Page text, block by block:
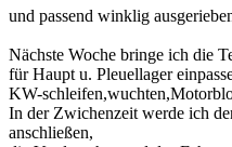
und passend winklig
Nächste Woche bringe ich die
für Haupt u. Pleuellager
KW-
In der Zwichenzeit werde ich
anschließen,